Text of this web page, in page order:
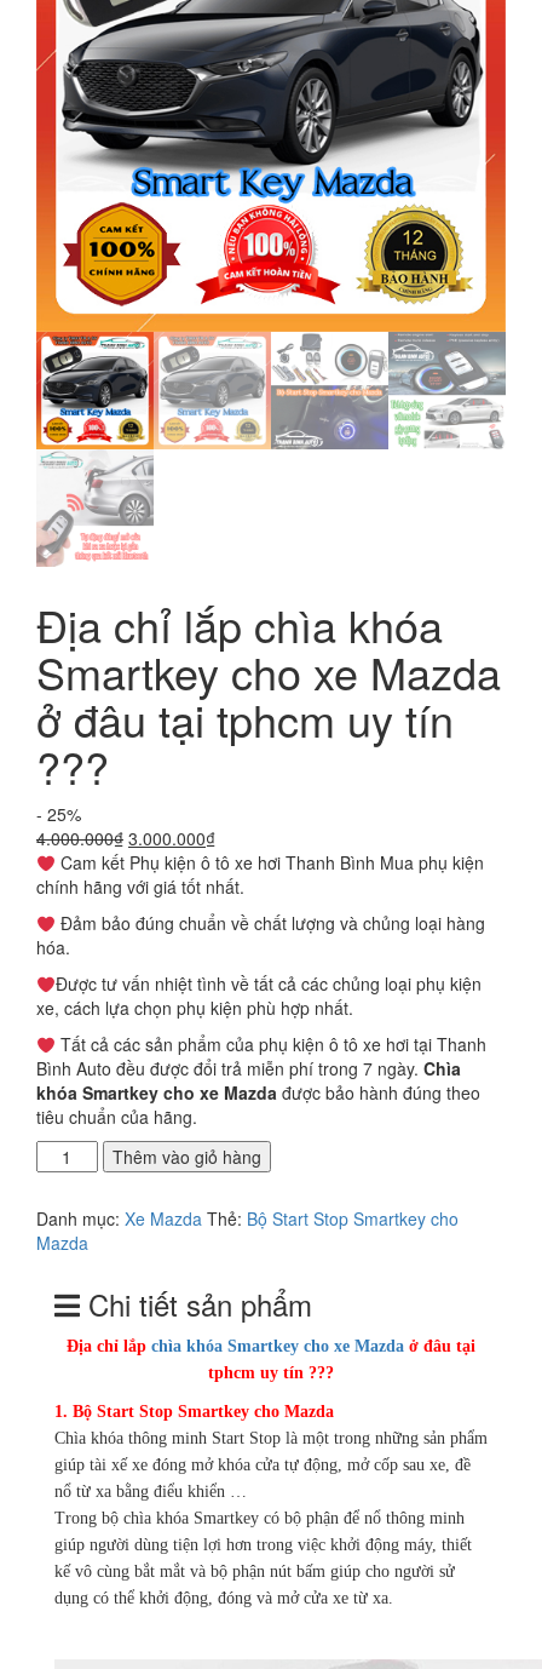
Địa chỉ lắp chìa khóa
Smartkey cho xe Mazda
ở đâu tại tphcm uy tín
???
- 25%
4.000.000₫ Giá
gốc
là:
4.000.000₫.
3.000.000₫Giá
hiện
tại
là:
3.000.000₫.
Cam kết Phụ kiện ô tô xe hơi Thanh Bình Mua phụ kiện
chính hãng với giá tốt nhất.
Đảm bảo đúng chuẩn về chất lượng và chủng loại hàng
hóa.
Được tư vấn nhiệt tình về tất cả các chủng loại phụ kiện
xe, cách lựa chọn phụ kiện phù hợp nhất.
Tất cả các sản phẩm của phụ kiện ô tô xe hơi tại Thanh
Bình Auto đều được đổi trả miễn phí trong 7 ngày. Chìa
khóa Smartkey cho xe Mazda được bảo hành đúng theo
tiêu chuẩn của hãng.
chỉ
chìa
khóa
cho
Mazda
tphcm
uy
tín
???
số
lượng
Thêm vào giỏ hàng
Danh mục: Xe Mazda Thẻ: Bộ Start Stop Smartkey cho
Mazda
Chi tiết sản phẩm
Địa chỉ lắp chìa khóa Smartkey cho xe Mazda ở đâu tại
tphcm uy tín ???
1. Bộ Start Stop Smartkey cho Mazda
Chìa khóa thông minh Start Stop là một trong những sản phẩm
giúp tài xế xe đóng mở khóa cửa tự động, mở cốp sau xe, đề
nổ từ xa bằng điểu khiển …
Trong bộ chìa khóa Smartkey có bộ phận để nổ thông minh
giúp người dùng tiện lợi hơn trong việc khởi động máy, thiết
kế vô cùng bắt mắt và bộ phận nút bấm giúp cho người sử
dụng có thể khởi động, đóng và mở cửa xe từ xa.